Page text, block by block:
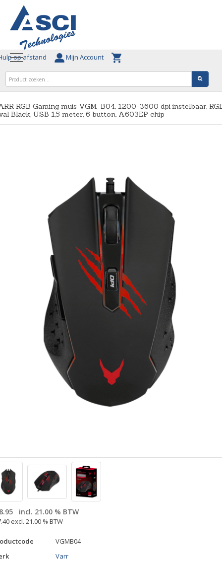
op afstand Mijn Account
RGB Gaming muis VGM-B04, 1200-3600 dpi instelbaar,
Black, USB 1,5 meter, 6 button, A603EP chip
incl. 21.00 % BTW
excl. 21.00 % BTW
VGMB04
Varr